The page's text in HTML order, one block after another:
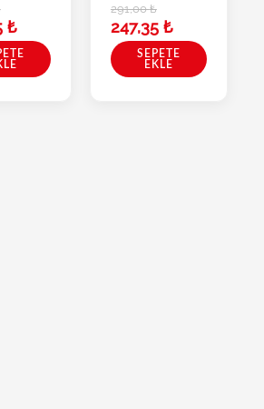
₺
291,00₺
247,35 ₺
SEPETE
EKLE